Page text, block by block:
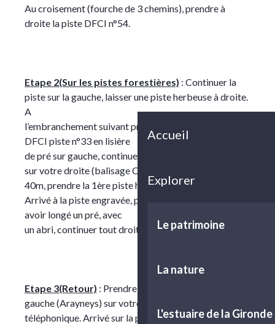
Accueil
Explorer
Le patrimoine
La nature
L'estuaire de la Gironde
Au croisement (fourche de 3 chemins), prendre à
droite la piste DFCI n°54.
Etape 2(Sur les pistes forestières) : Continuer la
piste sur la gauche, laisser une piste herbeuse à droite.
A
l’embranchement suivant prendre à gauche l’accès
DFCI piste n°33 en lisière
de pré sur gauche, continuer le pré. Après un chemin
sur votre droite (balisage Chemin de Saint Jacques) à
40m, prendre la 1ère piste herbeuse.
Arrivé à la piste engravée, prendre à gauche. Après
avoir longé un pré, avec
un abri, continuer tout droit vers les maisons.
Etape 3(Retour) : Prendre la piste DFCI n°51 à
gauche (Arayneys) sur votre gauche pylône
téléphonique. Arrivé sur la piste DFCI n°50 prendre à